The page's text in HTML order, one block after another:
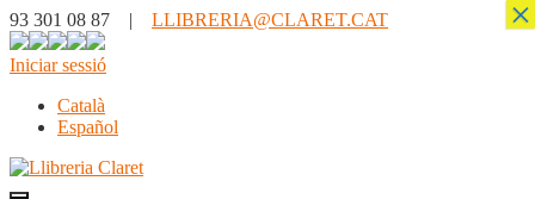
93 301 08 87 | LLIBRERIA@CLARET.CAT
Iniciar sessió
Català
Español
×